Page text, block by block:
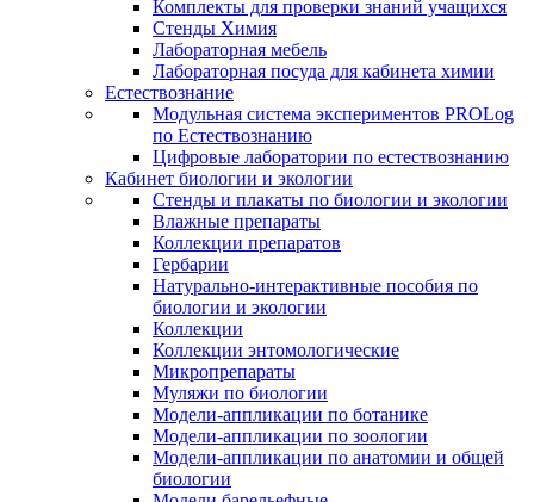
Комплекты для проверки знаний учащихся
Стенды Химия
Лабораторная мебель
Лабораторная посуда для кабинета химии
Естествознание
Модульная система экспериментов PROLog
по Естествознанию
Цифровые лаборатории по естествознанию
Кабинет биологии и экологии
Стенды и плакаты по биологии и экологии
Влажные препараты
Коллекции препаратов
Гербарии
Натурально-интерактивные пособия по
биологии и экологии
Коллекции
Коллекции энтомологические
Микропрепараты
Муляжи по биологии
Модели-аппликации по ботанике
Модели-аппликации по зоологии
Модели-аппликации по анатомии и общей
биологии